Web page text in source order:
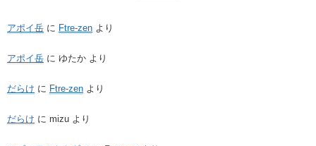
アポイ岳 に Ftre-zen より
アポイ岳 に ゆたか より
だらけ に Ftre-zen より
だらけ に mizu より